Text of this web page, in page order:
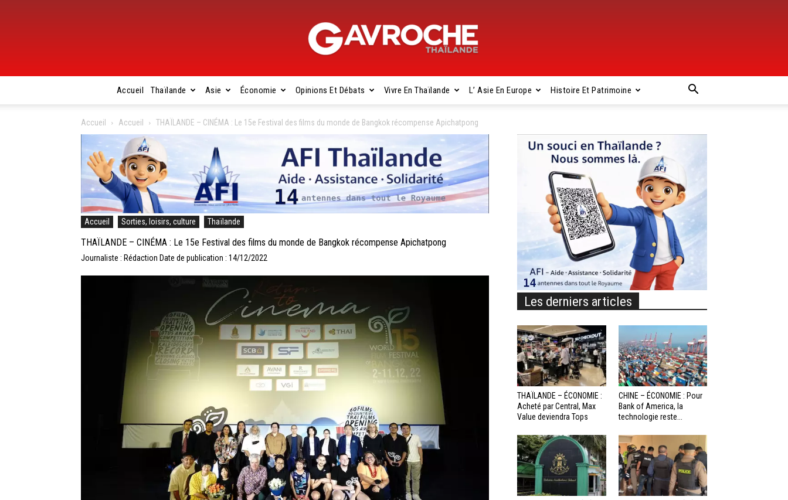
Gavroche
Thaïlande
Accueil Thaïlande Asie Économie Opinions Et Débats Vivre En Thaïlande L’ Asie En Europe Histoire Et Patrimoine
Accueil Accueil THAÏLANDE – CINÉMA : Le 15e Festival des films du monde de Bangkok récompense Apichatpong
Accueil Sorties, loisirs, culture Thaïlande
THAÏLANDE – CINÉMA : Le 15e Festival des films du monde de Bangkok récompense Apichatpong
Journaliste : Rédaction Date de publication : 14/12/2022
Les derniers articles
THAÏLANDE – ÉCONOMIE :
Acheté par Central, Max
Value deviendra Tops
CHINE – ÉCONOMIE : Pour
Bank of America, la
technologie reste...